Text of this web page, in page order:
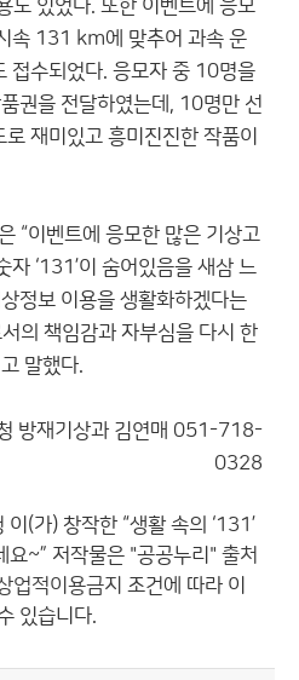
도 있었다. 또한 이벤트에 응모
속 131 km에 맞추어 과속 운
접수되었다. 응모자 중 10명을
권을 전달하였는데, 10명만 선
재미있고 흥미진진한 작품이
“이벤트에 응모한 많은 기상고
자 ‘131’이 숨어있음을 새삼 느
정보 이용을 생활화하겠다는
의 책임감과 자부심을 다시 한
말했다.
방재기상과 김연매 051-718-
0328
이(가) 창작한 “생활 속의 ‘131’
요~” 저작물은 "공공누리" 출처
업적이용금지 조건에 따라 이
있습니다.